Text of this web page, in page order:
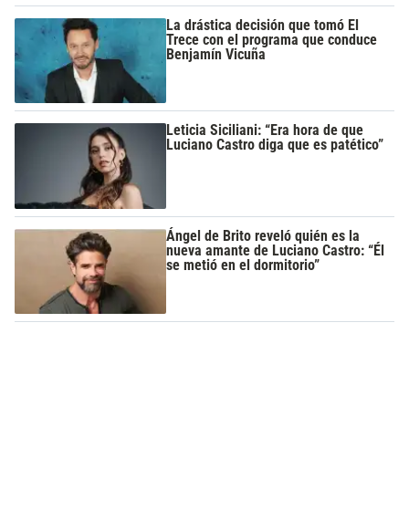
La drástica decisión que tomó El
Trece con el programa que conduce
Benjamín Vicuña
Leticia Siciliani: “Era hora de que
Luciano Castro diga que es patético”
Ángel de Brito reveló quién es la
nueva amante de Luciano Castro: “Él
se metió en el dormitorio”